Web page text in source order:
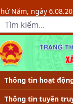
Thông tin
Năm, ngày
Thông tin hoạt
Thông tin tuyên